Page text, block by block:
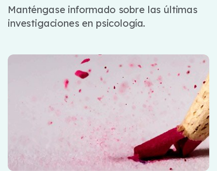
Manténgase informado sobre las últimas
investigaciones en psicología.